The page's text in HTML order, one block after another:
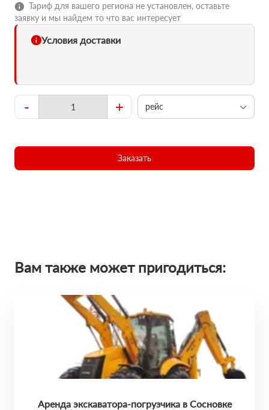
Тариф для вашего региона не установлен, оставьте
заявку и мы найдем то что вас интересует
Условия доставки
- + рейс
Заказать
Вам также может пригодиться:
Аренда экскаватора-погрузчика в Сосновке